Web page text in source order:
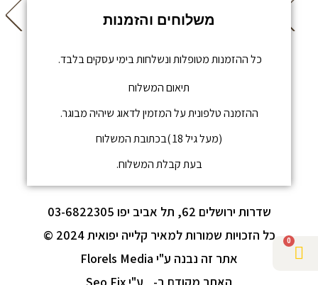
0
משלוחים והזמנות
כל ההזמנות מטופלות ונשלחות בימי עסקים בלבד.
תיאום המשלוח
ההזמנה טלפונית על המזמין לדאוג שיהיה מבוגר.
(מעל גיל 18 )בכתובת המשלוח
בעת קבלת המשלוח.
שדרות ירושלים 62, תל אביב יפו 03-6822305
כל הזכויות שמורות למאיר קלייה יפואית 2024 ©
אתר זה נבנה ע"י Florels Media
האתר מקודם ב-
ע"י Seo Fix